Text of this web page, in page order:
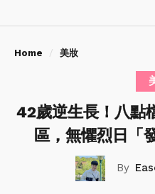
Home 美妝
42歲逆生長！八點
區，無懼烈日「